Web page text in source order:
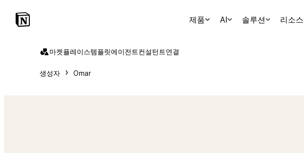
제품 AI 솔루션 리소스
마켓플레이스템플릿에이전트컨설턴트연결
생성자 Omar